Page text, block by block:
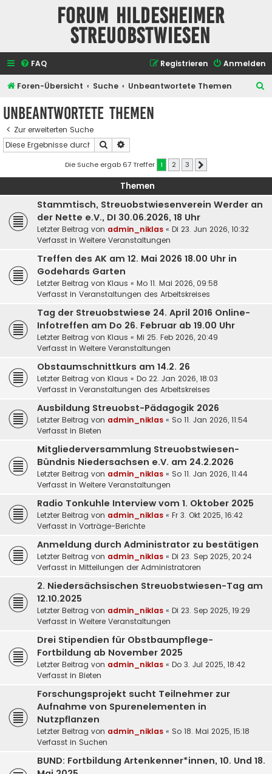
Forum Hildesheimer
Streuobstwiesen
FAQ Anmelden
Registrieren
Foren-Übersicht Suche Unbeantwortete Themen
Unbeantwortete Themen
Zur erweiterten Suche
Suche
Die Suche ergab 67 Treffer 1 2 3
Themen
Stammtisch, Streuobstwiesenverein Werder an
der Nette e.V., DI 30.06.2026, 18 Uhr
Letzter Beitrag von admin_niklas « Di 23. Jun 2026, 10:32
Verfasst in Weitere Veranstaltungen
Treffen des AK am 12. Mai 2026 18.00 Uhr in
Godehards Garten
Letzter Beitrag von Klaus « Mo 11. Mai 2026, 09:58
Verfasst in Veranstaltungen des Arbeitskreises
Tag der Streuobstwiese 24. April 2016 Online-
Infotreffen am Do 26. Februar ab 19.00 Uhr
Letzter Beitrag von Klaus « Mi 25. Feb 2026, 20:49
Verfasst in Weitere Veranstaltungen
Obstaumschnittkurs am 14.2. 26
Letzter Beitrag von Klaus « Do 22. Jan 2026, 18:03
Verfasst in Veranstaltungen des Arbeitskreises
Ausbildung Streuobst-Pädagogik 2026
Letzter Beitrag von admin_niklas « So 11. Jan 2026, 11:54
Verfasst in Bieten
Mitgliederversammlung Streuobstwiesen-
Bündnis Niedersachsen e.V. am 24.2.2026
Letzter Beitrag von admin_niklas « So 11. Jan 2026, 11:44
Verfasst in Weitere Veranstaltungen
Radio Tonkuhle Interview vom 1. Oktober 2025
Letzter Beitrag von admin_niklas « Fr 3. Okt 2025, 16:42
Verfasst in Vorträge-Berichte
Anmeldung durch Administrator zu bestätigen
Letzter Beitrag von admin_niklas « Di 23. Sep 2025, 20:24
Verfasst in Mitteilungen der Administratoren
2. Niedersächsischen Streuobstwiesen-Tag am
12.10.2025
Letzter Beitrag von admin_niklas « Di 23. Sep 2025, 19:29
Verfasst in Weitere Veranstaltungen
Drei Stipendien für Obstbaumpflege-
Fortbildung ab November 2025
Letzter Beitrag von admin_niklas « Do 3. Jul 2025, 18:42
Verfasst in Bieten
Forschungsprojekt sucht Teilnehmer zur
Aufnahme von Spurenelementen in
Nutzpflanzen
Letzter Beitrag von admin_niklas « So 18. Mai 2025, 15:18
Verfasst in Suchen
BUND: Fortbildung Artenkenner*innen, 10. Und 18.